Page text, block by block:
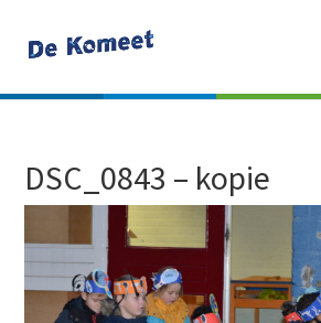
DSC_0843 – kopie